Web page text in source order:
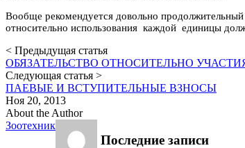
Вообще рекомендуется довольно продолжительный
относительно использования каждой единицы
< Предыдущая статья
ОБЯЗАТЕЛЬСТВО ОТНОСИТЕЛЬНО
Следующая статья >
ПАЕВЫЕ И ВСТУПИТЕЛЬНЫЕ ВЗНОСЫ
Ноя 20, 2013
About the Author
Зоотехник
Последние записи